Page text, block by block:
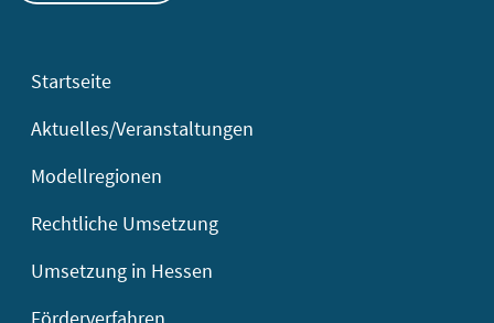
Startseite
Aktuelles/Veranstaltungen
Modellregionen
Rechtliche Umsetzung
Umsetzung in Hessen
Förderverfahren